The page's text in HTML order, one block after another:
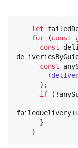
let
for (const
const
const
(
if
    }